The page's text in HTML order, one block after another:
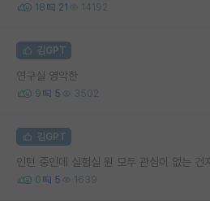
18 21 14192
김GPT
연구실 영악한
9 5 3502
김GPT
인턴 중인데 실험실 원 모두 관심이 없는 건
0 5 1639